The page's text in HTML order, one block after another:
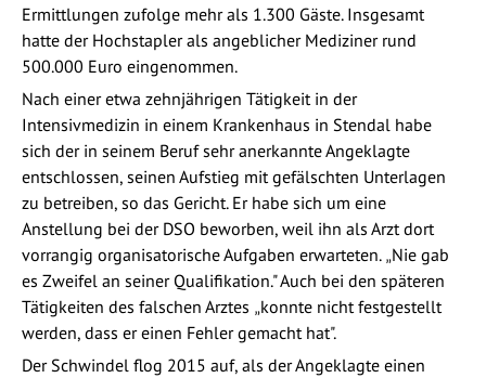
Ermittlungen zufolge mehr als 1.300 Gäste. Insgesamt
hatte der Hochstapler als angeblicher Mediziner rund
500.000 Euro eingenommen.
Nach einer etwa zehnjährigen Tätigkeit in der
Intensivmedizin in einem Krankenhaus in Stendal habe
sich der in seinem Beruf sehr anerkannte Angeklagte
entschlossen, seinen Aufstieg mit gefälschten Unterlagen
zu betreiben, so das Gericht. Er habe sich um eine
Anstellung bei der DSO beworben, weil ihn als Arzt dort
vorrangig organisatorische Aufgaben erwarteten. „Nie gab
es Zweifel an seiner Qualifikation." Auch bei den späteren
Tätigkeiten des falschen Arztes „konnte nicht festgestellt
werden, dass er einen Fehler gemacht hat".
Der Schwindel flog 2015 auf, als der Angeklagte einen